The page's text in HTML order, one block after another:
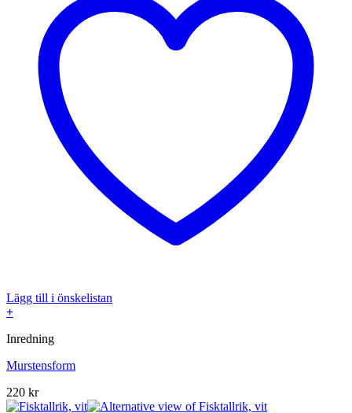
Lägg till i önskelistan
+
Inredning
Murstensform
220 kr